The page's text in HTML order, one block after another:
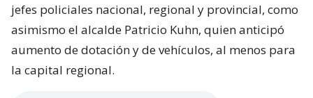
jefes policiales nacional, regional y provincial, como
asimismo el alcalde Patricio Kuhn, quien anticipó
aumento de dotación y de vehículos, al menos para
la capital regional.